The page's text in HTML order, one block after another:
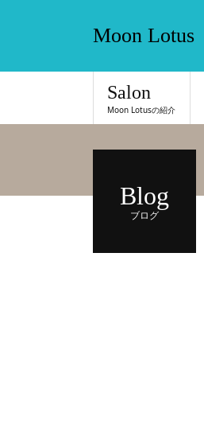
Moon Lotus
Salon
Moon Lotusの紹介
Blog
ブログ